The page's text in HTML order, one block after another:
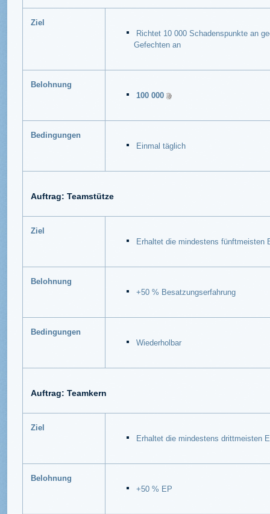
Ziel
Richtet 10 000 Schadenspunkte an
Gefechten an
Belohnung
100 000
Bedingungen
Einmal täglich
Auftrag: Teamstütze
Ziel
Erhaltet die mindestens fünftmeisten
Belohnung
+50 % Besatzungserfahrung
Bedingungen
Wiederholbar
Auftrag: Teamkern
Ziel
Erhaltet die mindestens drittmeisten
Belohnung
+50 % EP